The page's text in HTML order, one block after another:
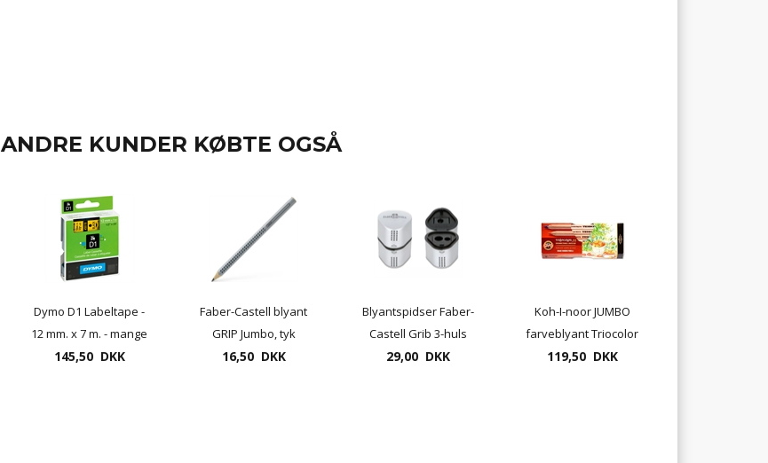
ANDRE KUNDER KØBTE OGSÅ
Dymo D1 Labeltape -
12 mm. x 7 m. - mange
farver
145,50 DKK
Faber-Castell blyant
GRIP Jumbo, tyk
blyant, hårhed B
16,50 DKK
Blyantspidser Faber-
Castell Grib 3-huls
29,00 DKK
Koh-I-noor JUMBO
farveblyant Triocolor
NATUR, 12 pr. sæt
119,50 DKK